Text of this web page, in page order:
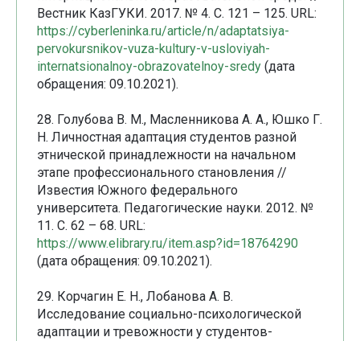
Вестник КазГУКИ. 2017. № 4. С. 121 – 125. URL:
https://cyberleninka.ru/article/n/adaptatsiya-
pervokursnikov-vuza-kultury-v-usloviyah-
internatsionalnoy-obrazovatelnoy-sredy (дата
обращения: 09.10.2021).
28. Голубова В. М., Масленникова А. А., Юшко Г.
Н. Личностная адаптация студентов разной
этнической принадлежности на начальном
этапе профессионального становления //
Известия Южного федерального
университета. Педагогические науки. 2012. №
11. С. 62 – 68. URL:
https://www.elibrary.ru/item.asp?id=18764290
(дата обращения: 09.10.2021).
29. Корчагин Е. Н., Лобанова А. В.
Исследование социально-психологической
адаптации и тревожности у студентов-